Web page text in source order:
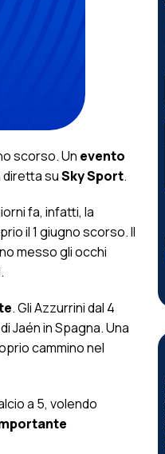
scorso. Un evento
diretta suSky Sport.
fa, infatti, la
il 1 giugno scorso. Il
messo gli occhi
. Gli Azzurrini dal 4
Jaén in Spagna. Una
cammino nel
a 5, volendo